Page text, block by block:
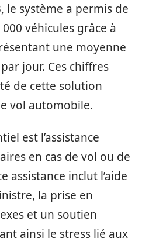
le système a permis de
véhicules grâce à
une moyenne
jour. Ces chiffres
de cette solution
vol automobile.
est l’assistance
en cas de vol ou de
assistance inclut l’aide
la prise en
et un soutien
ainsi le stress lié aux